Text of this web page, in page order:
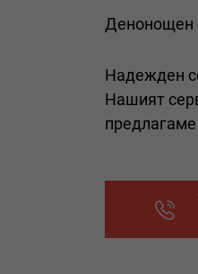
Денонощен
Надежден
Нашият